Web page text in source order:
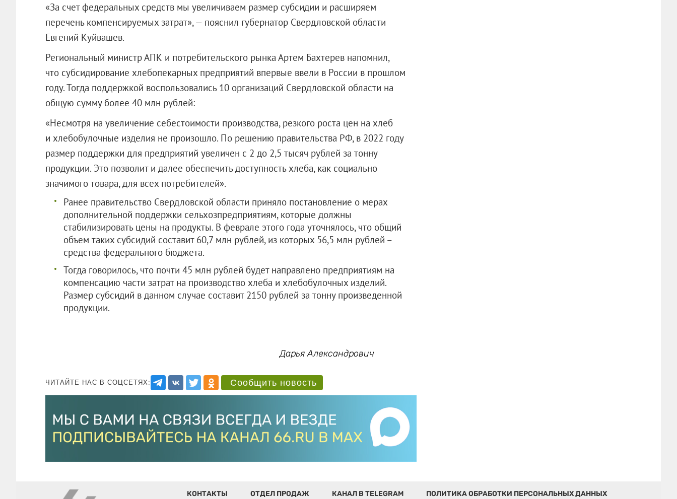
«За счет федеральных средств мы увеличиваем размер субсидии и расширяем
перечень компенсируемых затрат», — пояснил губернатор Свердловской области
Евгений Куйвашев.
Региональный министр АПК и потребительского рынка Артем Бахтерев напомнил,
что субсидирование хлебопекарных предприятий впервые ввели в России в прошлом
году. Тогда поддержкой воспользовались 10 организаций Свердловской области на
общую сумму более 40 млн рублей:
«Несмотря на увеличение себестоимости производства, резкого роста цен на хлеб
и хлебобулочные изделия не произошло. По решению правительства РФ, в 2022 году
размер поддержки для предприятий увеличен с 2 до 2,5 тысяч рублей за тонну
продукции. Это позволит и далее обеспечить доступность хлеба, как социально
значимого товара, для всех потребителей».
Ранее правительство Свердловской области приняло постановление о мерах
дополнительной поддержки сельхозпредприятиям, которые должны
стабилизировать цены на продукты. В феврале этого года уточнялось, что общий
объем таких субсидий составит 60,7 млн рублей, из которых 56,5 млн рублей –
средства федерального бюджета.
Тогда говорилось, что почти 45 млн рублей будет направлено предприятиям на
компенсацию части затрат на производство хлеба и хлебобулочных изделий.
Размер субсидий в данном случае составит 2150 рублей за тонну произведенной
продукции.
Дарья Александрович
ЧИТАЙТЕ НАС В СОЦСЕТЯХ: Сообщить новость
КОНТАКТЫ ОТДЕЛ ПРОДАЖ КАНАЛ В TELEGRAM ПОЛИТИКА ОБРАБОТКИ ПЕРСОНАЛЬНЫХ ДАННЫХ